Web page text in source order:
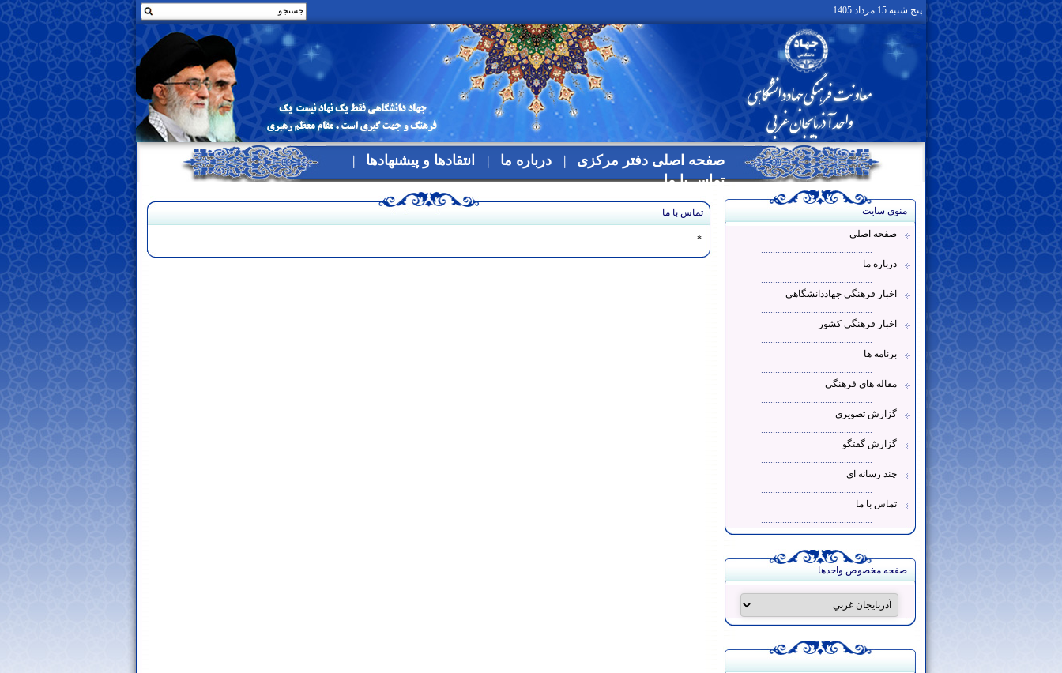
پنج شنبه 15 مرداد 1405
صفحه اصلی دفتر مرکزی درباره ما
انتقادها و پیشنهادها
تماس با ما
منوی سایت
صفحه اصلی
...............................................
درباره ما
...............................................
اخبار فرهنگی جهاددانشگاهی
...............................................
اخبار فرهنگی کشور
...............................................
برنامه ها
...............................................
مقاله های فرهنگی
...............................................
گزارش تصویری
...............................................
گزارش گفتگو
...............................................
چند رسانه ای
...............................................
تماس با ما
...............................................
صفحه مخصوص واحدها
تماس با ما
*